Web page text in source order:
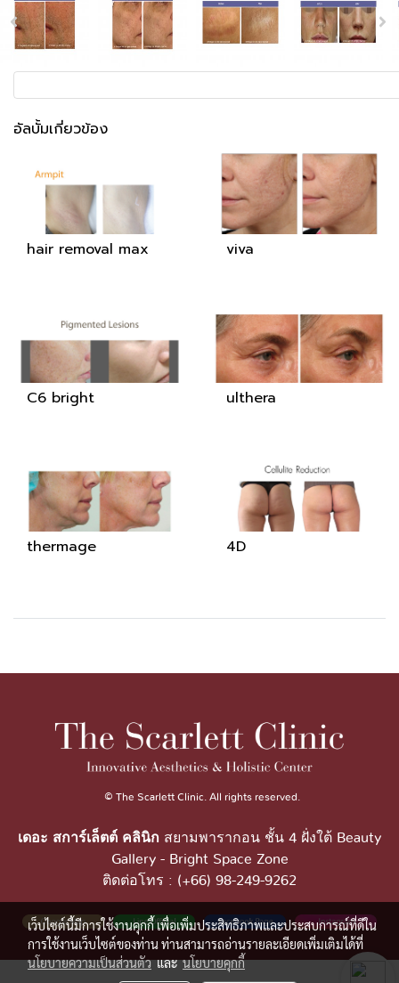
อัลบั้มเกี่ยวข้อง
hair removal max viva
C6 bright ulthera
thermage 4D
© The Scarlett Clinic. All rights reserved.
เดอะ สการ์เล็ตต์ คลินิก สยามพารากอน ชั้น 4 ฝั่งใต้ Beauty
Gallery - Bright Space Zone
ติดต่อโทร : (+66) 98-249-9262
เว็บไซต์นี้มีการใช้งานคุกกี้ เพื่อเพิ่มประสิทธิภาพและประสบการณ์ที่ดีใน
การใช้งานเว็บไซต์ของท่าน ท่านสามารถอ่านรายละเอียดเพิ่มเติมได้ที่
นโยบายความเป็นส่วนตัวและนโยบายคุกกี้